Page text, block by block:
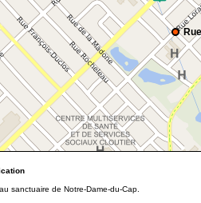
sanctuaire de Notre-Dame-du-Cap.